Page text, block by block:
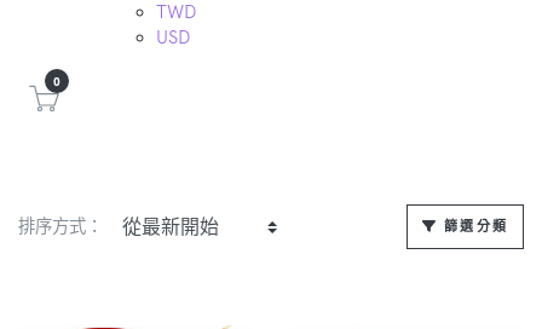
TWD
USD
0
排序方式： 篩選分類